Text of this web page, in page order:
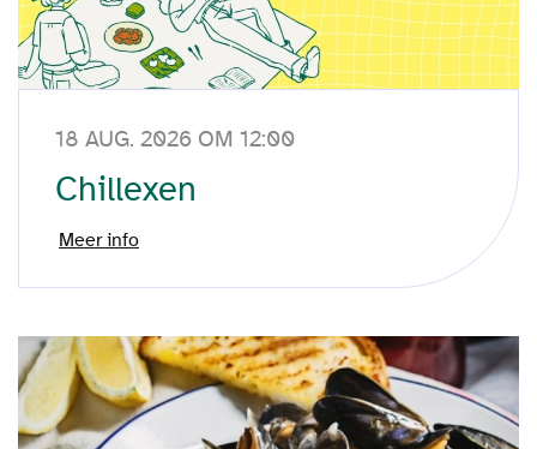
18 AUG. 2026 OM 12:00
Chillexen
Meer info